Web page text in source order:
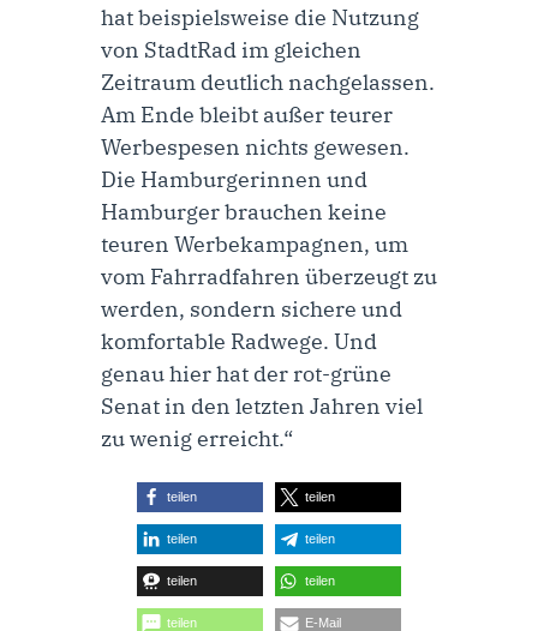
hat beispielsweise die Nutzung
von StadtRad im gleichen
Zeitraum deutlich nachgelassen.
Am Ende bleibt außer teurer
Werbespesen nichts gewesen.
Die Hamburgerinnen und
Hamburger brauchen keine
teuren Werbekampagnen, um
vom Fahrradfahren überzeugt zu
werden, sondern sichere und
komfortable Radwege. Und
genau hier hat der rot-grüne
Senat in den letzten Jahren viel
zu wenig erreicht.“
teilen teilen
teilen teilen
teilen teilen
teilen E-Mail